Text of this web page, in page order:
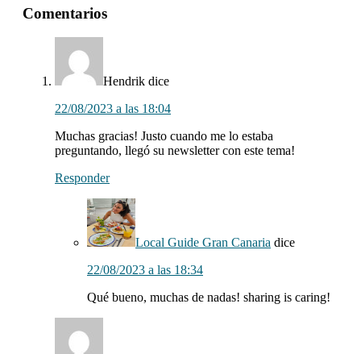
Interacciones
lectores
Comentarios
Hendrik dice
22/08/2023 a las 18:04
Muchas gracias! Justo cuando me lo estaba
preguntando, llegó su newsletter con este tema!
Responder
Local Guide Gran Canaria dice
22/08/2023 a las 18:34
Qué bueno, muchas de nadas! sharing is caring!